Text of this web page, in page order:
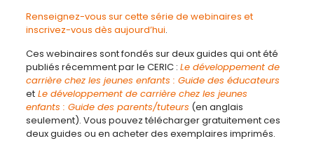
Renseignez-vous sur cette série de webinaires et
inscrivez-vous dès aujourd’hui.
Ces webinaires sont fondés sur deux guides qui ont été
publiés récemment par le CERIC : Le développement de
carrière chez les jeunes enfants : Guide des éducateurs
etLe développement de carrière chez les jeunes
enfants : Guide des parents/tuteurs (en anglais
seulement). Vous pouvez télécharger gratuitement ces
deux guides ou en acheter des exemplaires imprimés.